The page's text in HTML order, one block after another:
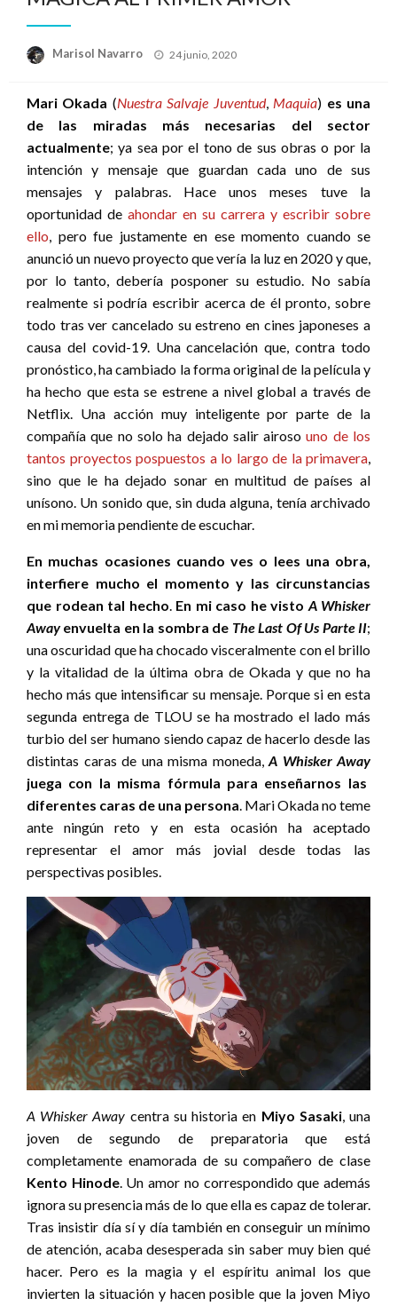
Marisol Navarro
Publicado
24 junio, 2020
Mari Okada (Nuestra Salvaje Juventud, Maquia) es una
de las miradas más necesarias del sector
actualmente; ya sea por el tono de sus obras o por la
intención y mensaje que guardan cada uno de sus
mensajes y palabras. Hace unos meses tuve la
oportunidad de ahondar en su carrera y escribir sobre
ello, pero fue justamente en ese momento cuando se
anunció un nuevo proyecto que vería la luz en 2020 y que,
por lo tanto, debería posponer su estudio. No sabía
realmente si podría escribir acerca de él pronto, sobre
todo tras ver cancelado su estreno en cines japoneses a
causa del covid-19. Una cancelación que, contra todo
pronóstico, ha cambiado la forma original de la película y
ha hecho que esta se estrene a nivel global a través de
Netflix. Una acción muy inteligente por parte de la
compañía que no solo ha dejado salir airosouno de los
tantos proyectos pospuestos a lo largo de la primavera,
sino que le ha dejado sonar en multitud de países al
unísono. Un sonido que, sin duda alguna, tenía archivado
en mi memoria pendiente de escuchar.
En muchas ocasiones cuando ves o lees una obra,
interfiere mucho el momento y las circunstancias
que rodean tal hecho. En mi caso he visto A Whisker
Awayenvuelta en la sombra de The Last Of Us Parte II;
una oscuridad que ha chocado visceralmente con el brillo
y la vitalidad de la última obra de Okada y que no ha
hecho más que intensificar su mensaje. Porque si en esta
segunda entrega de TLOU se ha mostrado el lado más
turbio del ser humano siendo capaz de hacerlo desde las
distintas caras de una misma moneda, A Whisker Away
juega con la misma fórmula para enseñarnos las
diferentes caras de una persona. Mari Okada no teme
ante ningún reto y en esta ocasión ha aceptado
representar el amor más jovial desde todas las
perspectivas posibles.
A Whisker Away centra su historia en Miyo Sasaki, una
joven de segundo de preparatoria que está
completamente enamorada de su compañero de clase
Kento Hinode. Un amor no correspondido que además
ignora su presencia más de lo que ella es capaz de tolerar.
Tras insistir día sí y día también en conseguir un mínimo
de atención, acaba desesperada sin saber muy bien qué
hacer. Pero es la magia y el espíritu animal los que
invierten la situación y hacen posible que la joven Miyo